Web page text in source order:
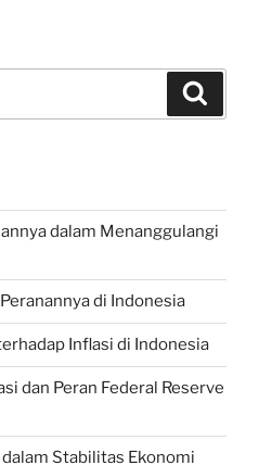
dalam Menanggulangi
di Indonesia
Inflasi di Indonesia
dan Peran Federal Reserve
Stabilitas Ekonomi